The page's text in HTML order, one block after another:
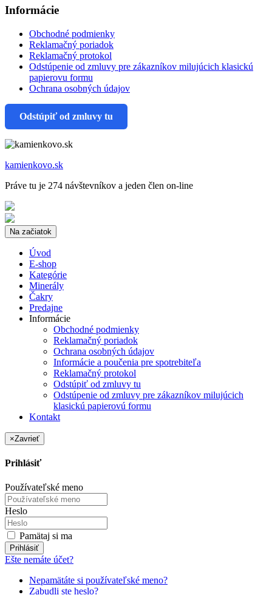
Informácie
Obchodné podmienky
Reklamačný poriadok
Reklamačný protokol
Odstúpenie od zmluvy pre zákazníkov milujúcich klasickú
papierovu formu
Ochrana osobných údajov
Odstúpiť od zmluvy tu
kamienkovo.sk
Práve tu je 274 návštevníkov a jeden člen on-line
Na začiatok
Úvod
E-shop
Kategórie
Minerály
Čakry
Predajne
Informácie
Obchodné podmienky
Reklamačný poriadok
Ochrana osobných údajov
Informácie a poučenia pre spotrebiteľa
Reklamačný protokol
Odstúpiť od zmluvy tu
Odstúpenie od zmluvy pre zákazníkov milujúcich
klasickú papierovú formu
Kontakt
×Zavrieť
Prihlásiť
Používateľské meno
Heslo
Pamätaj si ma
Prihlásiť
Ešte nemáte účet?
Nepamätáte si používateľské meno?
Zabudli ste heslo?